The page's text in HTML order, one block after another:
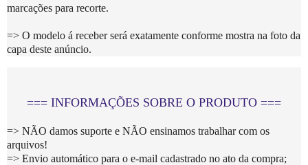
marcações para recorte.
=> O modelo á receber será exatamente conforme mostra na foto da
capa deste anúncio.
=== INFORMAÇÕES SOBRE O PRODUTO ===
=> NÃO damos suporte e NÃO ensinamos trabalhar com os
arquivos!
=> Envio automático para o e-mail cadastrado no ato da compra;